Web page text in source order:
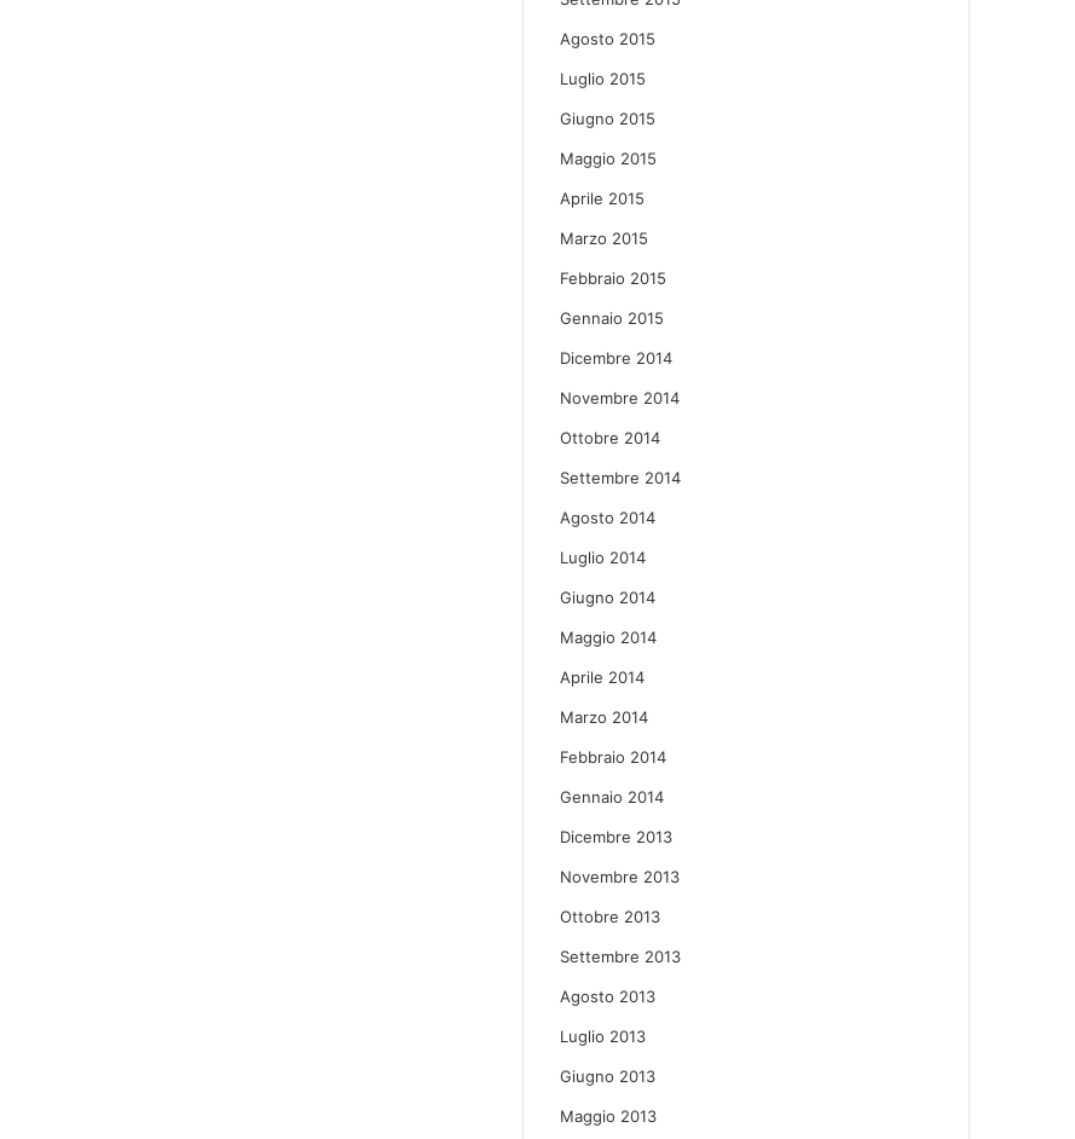
Agosto 2015
Luglio 2015
Giugno 2015
Maggio 2015
Aprile 2015
Marzo 2015
Febbraio 2015
Gennaio 2015
Dicembre 2014
Novembre 2014
Ottobre 2014
Settembre 2014
Agosto 2014
Luglio 2014
Giugno 2014
Maggio 2014
Aprile 2014
Marzo 2014
Febbraio 2014
Gennaio 2014
Dicembre 2013
Novembre 2013
Ottobre 2013
Settembre 2013
Agosto 2013
Luglio 2013
Giugno 2013
Maggio 2013